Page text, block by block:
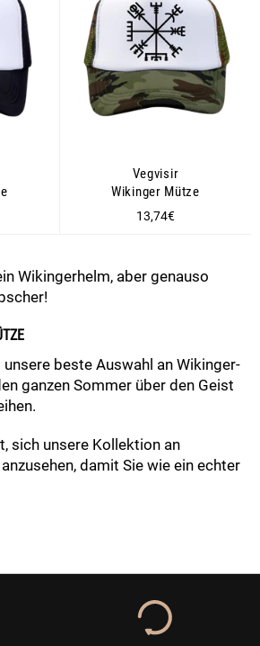
Vegvisir
Wikinger Mütze
Normaler
13,74€
Wikingerhelm, aber genauso
beste Auswahl an Wikinger-
ganzen Sommer über den Geist
sich unsere Kollektion an
anzusehen, damit Sie wie ein echter